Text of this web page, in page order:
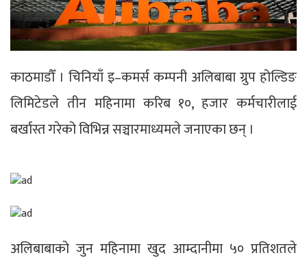
काठमाडौँ । चिनियाँ इ–कमर्स कम्पनी अलिबाबा ग्रुप होल्डिङ
लिमिटेडले तीन महिनामा करिब १०, हजार कर्मचारीलाई
बर्खास्त गरेको विभिन्न सञ्चारमाध्यमले जनाएका छन् ।
अलिबाबाको जुन महिनामा खुद आम्दानीमा ५० प्रतिशतले